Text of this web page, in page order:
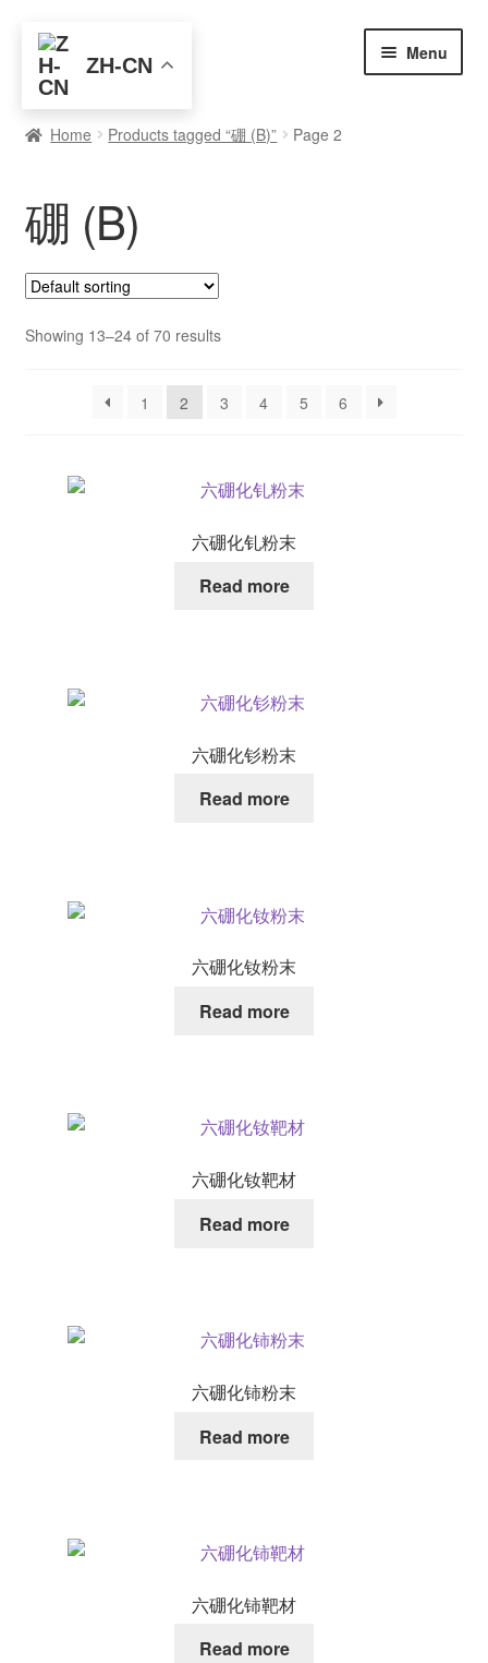
Skip
navigation
Skip
content
Menu
首页
元素查询
买家入门
博客
Home Products tagged “硼 (B)” Page 2
硼 (B)
Showing 13–24 of 70 results
1 2 3 4 5 6
六硼化钆粉末
Read more
六硼化钐粉末
Read more
六硼化钕粉末
Read more
六硼化钕靶材
Read more
六硼化铈粉末
Read more
六硼化铈靶材
Read more
ZH-CN